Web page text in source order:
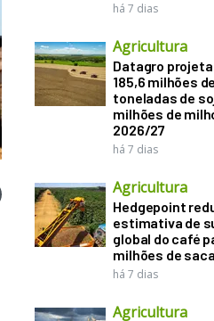
há 7 dias
Agricultura
Datagro
185,6 milhões
toneladas de
milhões de
2026/27
há 7 dias
Agricultura
Hedgepoint
estimativa de
global do café
milhões de
há 7 dias
Agricultura